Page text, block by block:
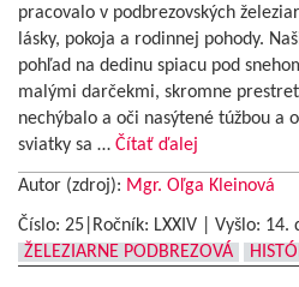
pracovalo v podbrezovských
lásky, pokoja a rodinnej pohody.
pohľad na dedinu spiacu pod
malými darčekmi, skromne
nechýbalo a oči nasýtené túžbou a
sviatky sa … Čítať ďalej
Autor (zdroj): Mgr. Oľga Kleinová
Číslo: 25|Ročník: LXXIV | Vyšlo: 14.
ŽELEZIARNE PODBREZOVÁ